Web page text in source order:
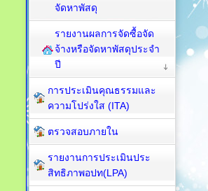
จัดหาพัสดุ
รายงานผลการจัดซื้อจัด
จ้างหรือจัดหาพัสดุประจำ
ปี
การประเมินคุณธรรมและ
ความโปร่งใส (ITA)
ตรวจสอบภายใน
รายงานการประเมินประ
สิทธิภาพอปท(LPA)